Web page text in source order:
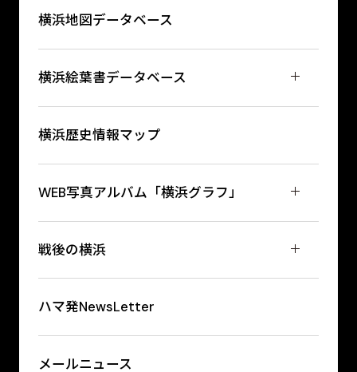
横浜地図データベース
横浜絵葉書データベース
横浜歴史情報マップ
WEB写真アルバム「横浜グラフ」
戦後の横浜
ハマ発NewsLetter
メールニュース